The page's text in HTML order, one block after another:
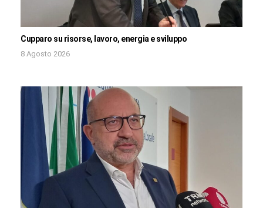
Cupparo su risorse, lavoro, energia e sviluppo
8 Agosto 2026